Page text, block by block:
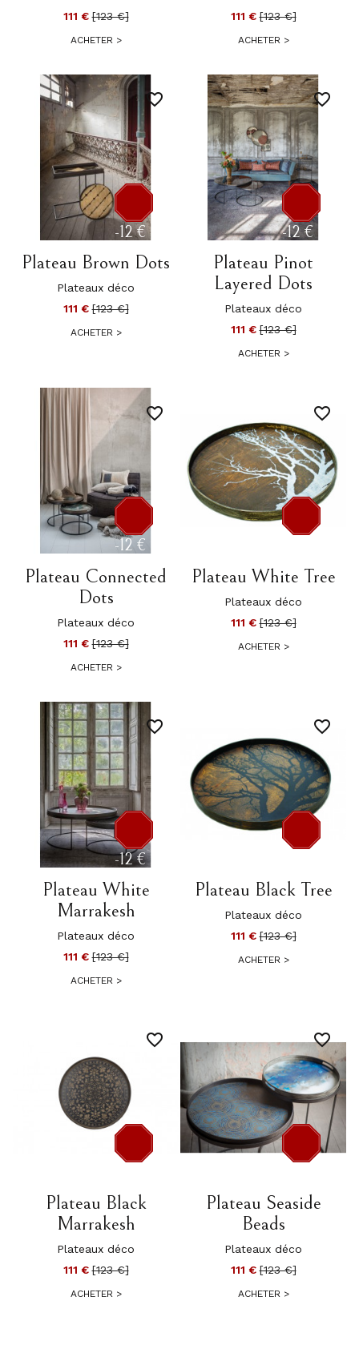
111 €[123 €]
ACHETER >
111 €[123 €]
ACHETER >
-12 €
Plateau Brown Dots
Plateaux déco
111 €[123 €]
ACHETER >
favorite_border
-12 €
Plateau Pinot
Layered Dots
Plateaux déco
111 €[123 €]
ACHETER >
favorite_border
-12 €
Plateau Connected
Dots
Plateaux déco
111 €[123 €]
ACHETER >
favorite_border
Plateau White Tree
Plateaux déco
111 €[123 €]
ACHETER >
favorite_border
-12 €
Plateau White
Marrakesh
Plateaux déco
111 €[123 €]
ACHETER >
favorite_border
Plateau Black Tree
Plateaux déco
111 €[123 €]
ACHETER >
favorite_border
Plateau Black
Marrakesh
Plateaux déco
111 €[123 €]
ACHETER >
favorite_border
Plateau Seaside
Beads
Plateaux déco
111 €[123 €]
ACHETER >
favorite_border
Créer une liste d'envies ×
Nom de la liste d'envies
Annuler Créer une liste d'envies